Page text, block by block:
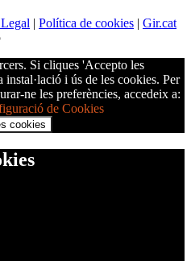
| Política de cookies | Gir.cat
Si cliques 'Accepto les
instal·lació i ús de les cookies. Per
ne les preferències, accedeix a:
de Cookies
cookies